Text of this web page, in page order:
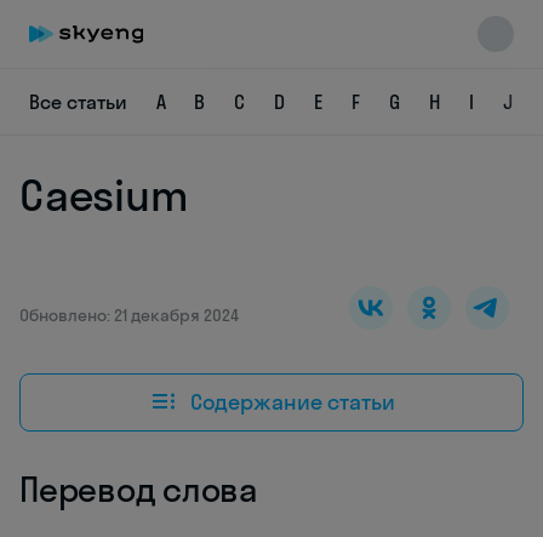
Все статьи A B C D E F G H I J
Caesium
Обновлено: 21 декабря 2024
Содержание статьи
Перевод слова